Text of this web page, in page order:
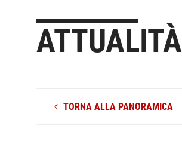
ATTUALITÀ
TORNA ALLA PANORAMICA